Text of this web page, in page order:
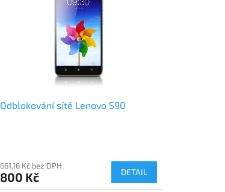
Odblokování sítě Lenovo S90
661,16 Kč bez DPH
800 Kč DETAIL